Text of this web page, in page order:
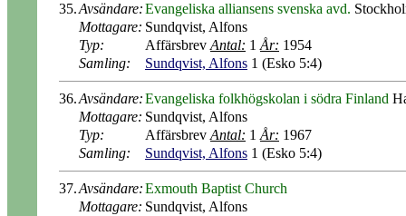
35.Avsändare:Evangeliska alliansens svenska avd.
Mottagare: Sundqvist, Alfons
Typ:
Affärsbrev Antal: 1 År: 1954
Samling:
Sundqvist, Alfons 1 (Esko 5:4)
36.Avsändare:Evangeliska folkhögskolan i södra Finland
Mottagare: Sundqvist, Alfons
Typ:
Affärsbrev Antal: 1 År: 1967
Samling:
Sundqvist, Alfons 1 (Esko 5:4)
37.Avsändare:Exmouth Baptist Church
Mottagare: Sundqvist, Alfons